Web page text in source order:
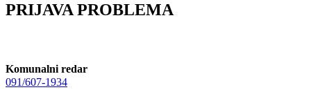
PRIJAVA PROBLEMA
Komunalni redar
091/607-1934